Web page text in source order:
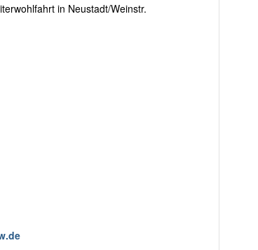
in Neustadt/Weinstr.